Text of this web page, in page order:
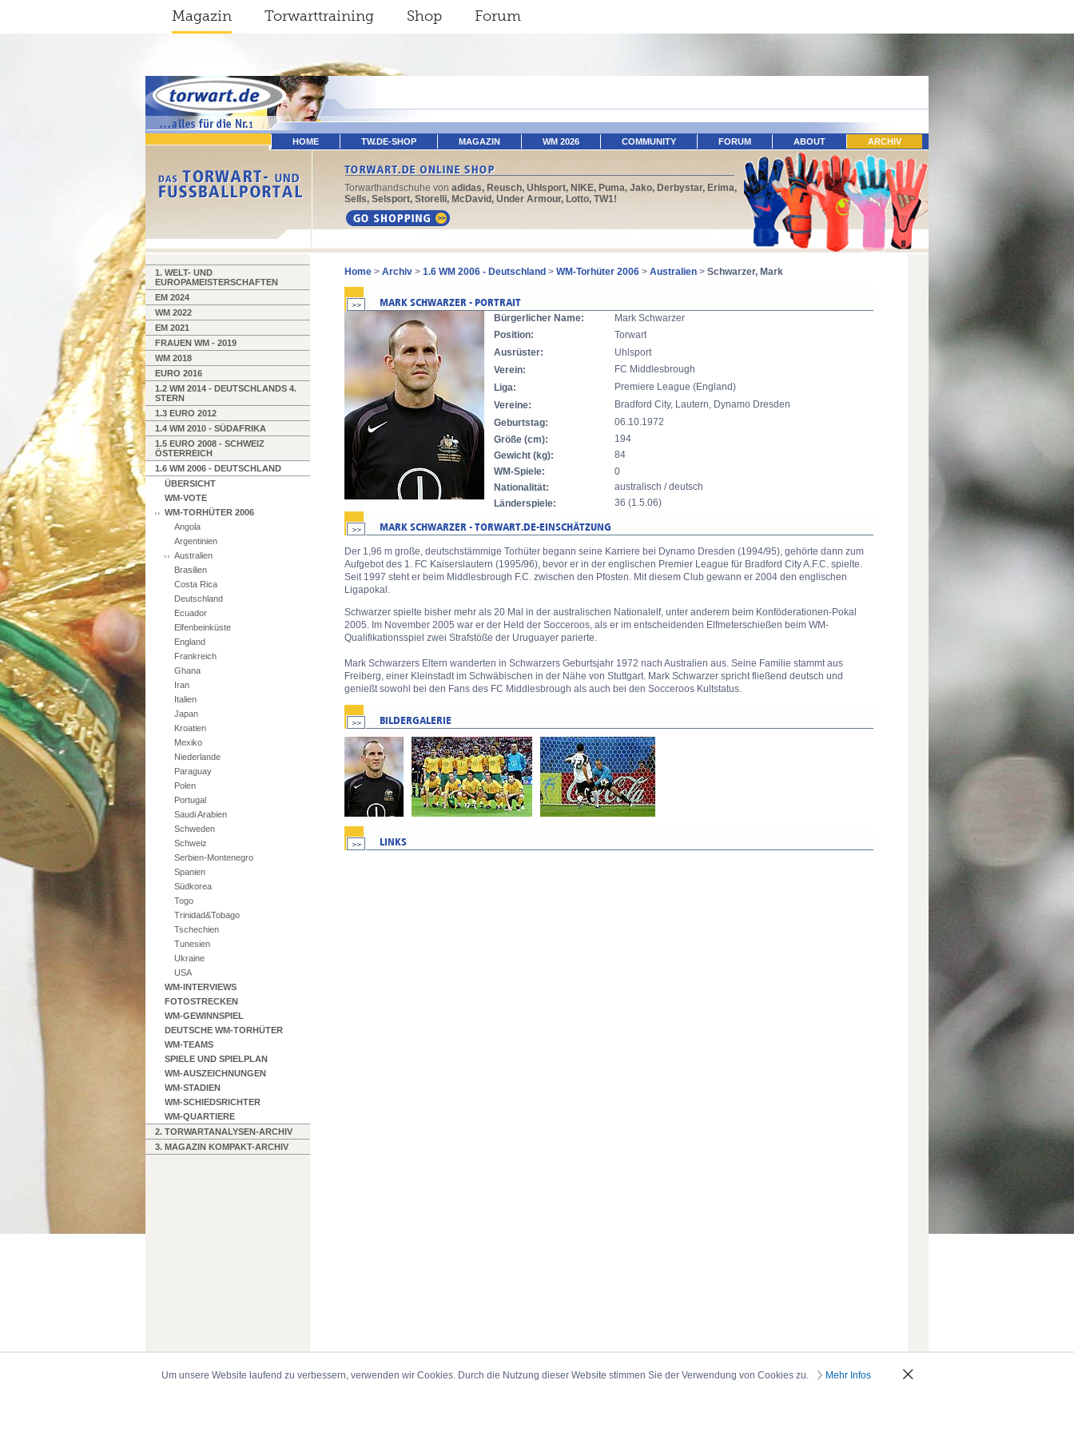
Magazin Torwarttraining Shop Forum
HOME TW.DE-SHOP MAGAZIN WM 2026 COMMUNITY FORUM ABOUT ARCHIV
Torwarthandschuhe von adidas, Reusch, Uhlsport, NIKE, Puma, Jako, Derbystar, Erima,
Sells, Selsport, Storelli, McDavid, Under Armour, Lotto, TW1!
1. WELT- UND
EUROPAMEISTERSCHAFTEN
EM 2024
WM 2022
EM 2021
FRAUEN WM - 2019
WM 2018
EURO 2016
1.2 WM 2014 - DEUTSCHLANDS 4.
STERN
1.3 EURO 2012
1.4 WM 2010 - SÜDAFRIKA
1.5 EURO 2008 - SCHWEIZ
ÖSTERREICH
1.6 WM 2006 - DEUTSCHLAND
ÜBERSICHT
WM-VOTE
WM-TORHÜTER 2006
Angola
Argentinien
Australien
Brasilien
Costa Rica
Deutschland
Ecuador
Elfenbeinküste
England
Frankreich
Ghana
Iran
Italien
Japan
Kroatien
Mexiko
Niederlande
Paraguay
Polen
Portugal
Saudi Arabien
Schweden
Schweiz
Serbien-Montenegro
Spanien
Südkorea
Togo
Trinidad&Tobago
Tschechien
Tunesien
Ukraine
USA
WM-INTERVIEWS
FOTOSTRECKEN
WM-GEWINNSPIEL
DEUTSCHE WM-TORHÜTER
WM-TEAMS
SPIELE UND SPIELPLAN
WM-AUSZEICHNUNGEN
WM-STADIEN
WM-SCHIEDSRICHTER
WM-QUARTIERE
2. TORWARTANALYSEN-ARCHIV
3. MAGAZIN KOMPAKT-ARCHIV
Home > Archiv > 1.6 WM 2006 - Deutschland > WM-Torhüter 2006 > Australien > Schwarzer, Mark
Bürgerlicher Name:
Mark Schwarzer
Position:
Torwart
Ausrüster:
Uhlsport
Verein:
FC Middlesbrough
Liga:
Premiere League (England)
Vereine:
Bradford City, Lautern, Dynamo Dresden
Geburtstag:
06.10.1972
Größe (cm):
194
Gewicht (kg):
84
WM-Spiele:
0
Nationalität:
australisch / deutsch
Länderspiele:
36 (1.5.06)
Der 1,96 m große, deutschstämmige Torhüter begann seine Karriere bei Dynamo Dresden (1994/95), gehörte dann zum
Aufgebot des 1. FC Kaiserslautern (1995/96), bevor er in der englischen Premier League für Bradford City A.F.C. spielte.
Seit 1997 steht er beim Middlesbrough F.C. zwischen den Pfosten. Mit diesem Club gewann er 2004 den englischen
Ligapokal.
Schwarzer spielte bisher mehr als 20 Mal in der australischen Nationalelf, unter anderem beim Konföderationen-Pokal
2005. Im November 2005 war er der Held der Socceroos, als er im entscheidenden Elfmeterschießen beim WM-
Qualifikationsspiel zwei Strafstöße der Uruguayer parierte.
Mark Schwarzers Eltern wanderten in Schwarzers Geburtsjahr 1972 nach Australien aus. Seine Familie stammt aus
Freiberg, einer Kleinstadt im Schwäbischen in der Nähe von Stuttgart. Mark Schwarzer spricht fließend deutsch und
genießt sowohl bei den Fans des FC Middlesbrough als auch bei den Socceroos Kultstatus.
Um unsere Website laufend zu verbessern, verwenden wir Cookies. Durch die Nutzung dieser Website stimmen Sie der Verwendung von Cookies zu. Mehr Infos